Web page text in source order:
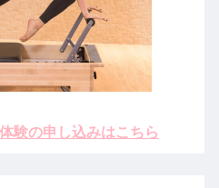
験の申し込みはこちら